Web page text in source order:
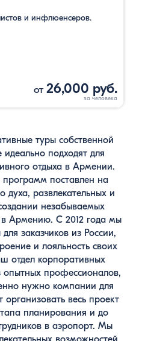
и инфлюенсеров.
от 26,000 руб.
туры собственной
подходят для
отдыха в Армении.
поставлен на
духа, развлекательных и
незабываемых
в Армению. С 2012 года мы
заказчиков из России,
и лояльность своих
отдел корпоративных
опытных профессионалов,
нужно компании для
организовать весь проект
планирования и до
в аэропорт. Мы